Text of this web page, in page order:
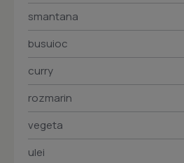
smantana
busuioc
curry
rozmarin
vegeta
ulei